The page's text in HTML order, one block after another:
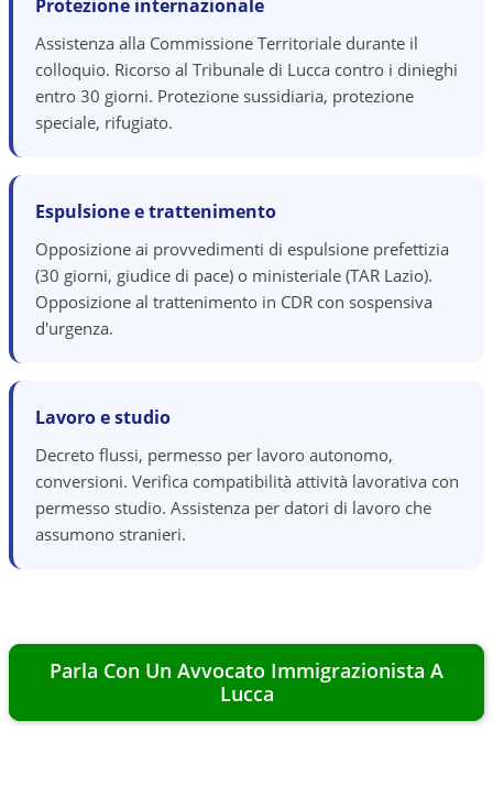
Protezione internazionale
Assistenza alla Commissione Territoriale durante il
colloquio. Ricorso al Tribunale di Lucca contro i dinieghi
entro 30 giorni. Protezione sussidiaria, protezione
speciale, rifugiato.
Espulsione e trattenimento
Opposizione ai provvedimenti di espulsione prefettizia
(30 giorni, giudice di pace) o ministeriale (TAR Lazio).
Opposizione al trattenimento in CDR con sospensiva
d'urgenza.
Lavoro e studio
Decreto flussi, permesso per lavoro autonomo,
conversioni. Verifica compatibilità attività lavorativa con
permesso studio. Assistenza per datori di lavoro che
assumono stranieri.
Parla Con Un Avvocato Immigrazionista A
Lucca